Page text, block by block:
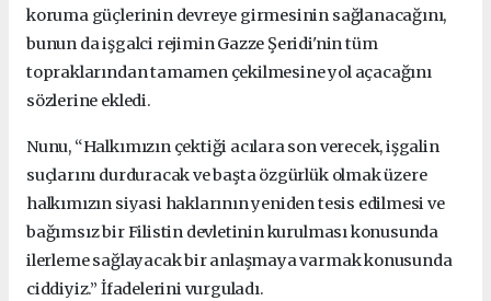
koruma güçlerinin devreye girmesinin sağlanacağını,
bunun da işgalci rejimin Gazze Şeridi'nin tüm
topraklarından tamamen çekilmesine yol açacağını
sözlerine ekledi.
Nunu, “Halkımızın çektiği acılara son verecek, işgalin
suçlarını durduracak ve başta özgürlük olmak üzere
halkımızın siyasi haklarının yeniden tesis edilmesi ve
bağımsız bir Filistin devletinin kurulması konusunda
ilerleme sağlayacak bir anlaşmaya varmak konusunda
ciddiyiz.” İfadelerini vurguladı.